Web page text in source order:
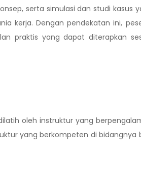
serta simulasi dan studi kasus
kerja. Dengan pendekatan ini,
praktis yang dapat diterapkan
oleh instruktur yang
yang berkompeten di bidangnya